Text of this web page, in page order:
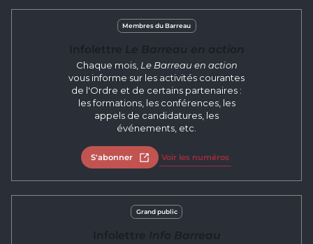
Membres du Barreau
Chaque mois, Le Barreau en action
vous informe sur les activités courantes
de l'Ordre et de certains partenaires :
les formations, les conférences, les
appels de candidatures, les
événements, etc.
S'abonner Open in new tab
Voir les numéros
Grand public